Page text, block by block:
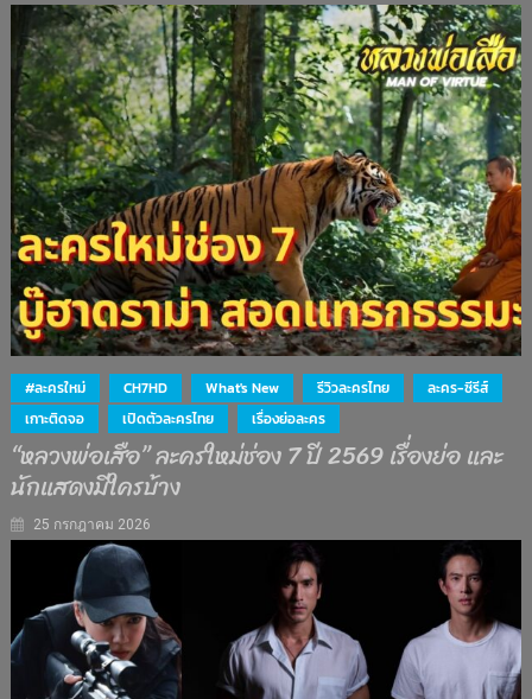
#ละครใหม่ CH7HD What's New รีวิวละครไทย
ละคร-ซีรีส์
เกาะติดจอ
เปิดตัวละครไทย เรื่องย่อละคร
“หลวงพ่อเสือ” ละครใหม่ช่อง 7 ปี 2569 เรื่องย่อ และ
นักแสดงมีใครบ้าง
25 กรกฎาคม 2026